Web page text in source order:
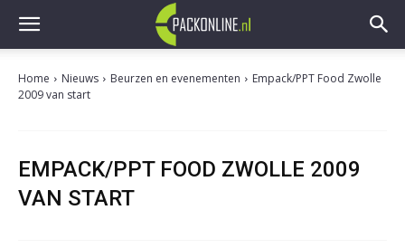
Home Nieuws Beurzen en evenementen
Empack/PPT Food Zwolle
2009 van start
EMPACK/PPT FOOD ZWOLLE 2009
VAN START